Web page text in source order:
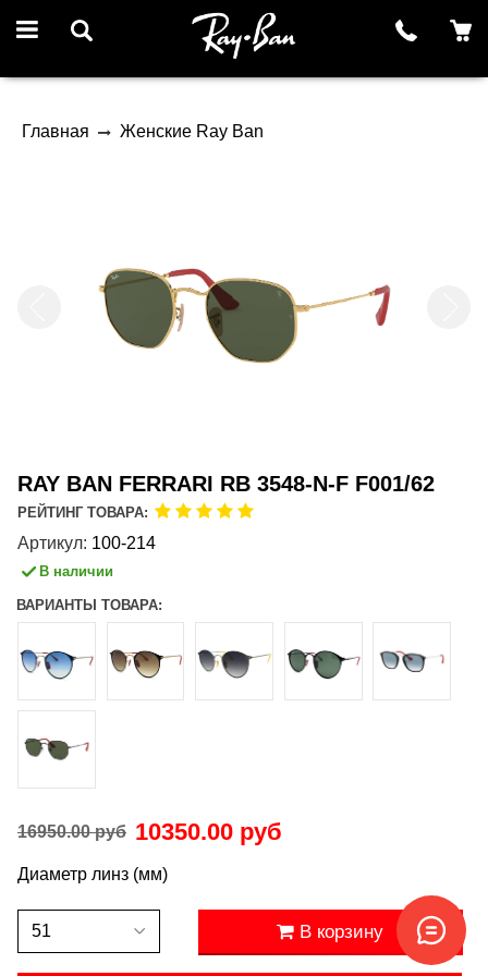
Главная Женские Ray Ban
RAY BAN FERRARI RB 3548-N-F F001/62
РЕЙТИНГ ТОВАРА:
Артикул: 100-214
В наличии
ВАРИАНТЫ ТОВАРА:
16950.00 руб 10350.00 руб
Диаметр линз (мм)
В корзину